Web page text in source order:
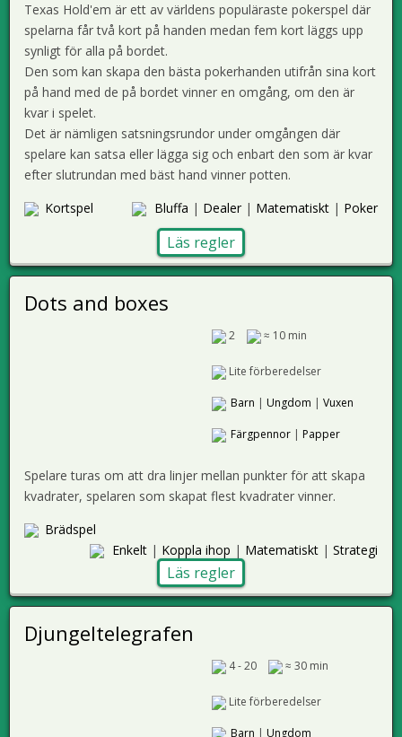
Texas Hold'em är ett av världens populäraste pokerspel där
spelarna får två kort på handen medan fem kort läggs upp
synligt för alla på bordet.
Den som kan skapa den bästa pokerhanden utifrån sina kort
på hand med de på bordet vinner en omgång, om den är
kvar i spelet.
Det är nämligen satsningsrundor under omgången där
spelare kan satsa eller lägga sig och enbart den som är kvar
efter slutrundan med bäst hand vinner potten.
Kortspel
Bluffa | Dealer| Matematiskt | Poker
Läs regler
Dots and boxes
2 ≈ 10 min
Lite förberedelser
Barn | Ungdom | Vuxen
Färgpennor| Papper
Spelare turas om att dra linjer mellan punkter för att skapa
kvadrater, spelaren som skapat flest kvadrater vinner.
Brädspel
Enkelt | Koppla ihop | Matematiskt | Strategi
Läs regler
Djungeltelegrafen
4 - 20 ≈ 30 min
Lite förberedelser
Barn | Ungdom